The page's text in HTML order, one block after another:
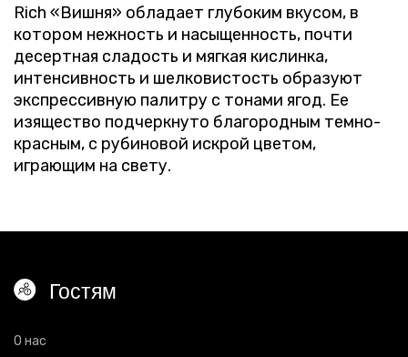
Rich «Вишня» обладает глубоким вкусом, в
котором нежность и насыщенность, почти
десертная сладость и мягкая кислинка,
интенсивность и шелковистость образуют
экспрессивную палитру с тонами ягод. Ее
изящество подчеркнуто благородным темно-
красным, с рубиновой искрой цветом,
играющим на свету.
Гостям
О нас